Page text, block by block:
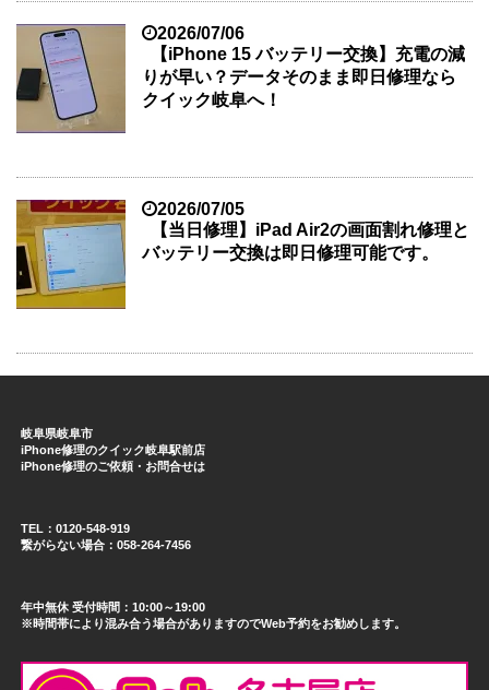
2026/07/06
【iPhone 15 バッテリー交換】充電の減
りが早い？データそのまま即日修理なら
クイック岐阜へ！
2026/07/05
【当日修理】iPad Air2の画面割れ修理と
バッテリー交換は即日修理可能です。
岐阜県岐阜市
iPhone修理のクイック岐阜駅前店
iPhone修理のご依頼・お問合せは
TEL：0120-548-919
繋がらない場合：058-264-7456
年中無休 受付時間：10:00～19:00
※時間帯により混み合う場合がありますのでWeb予約をお勧めします。